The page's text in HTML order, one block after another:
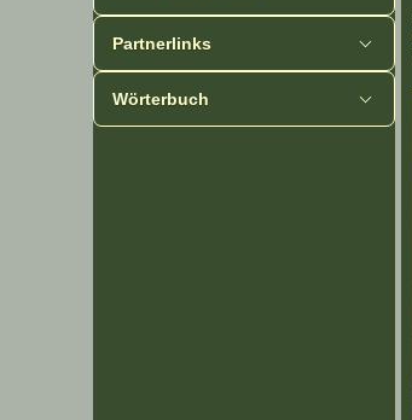
Partnerlinks
Wörterbuch